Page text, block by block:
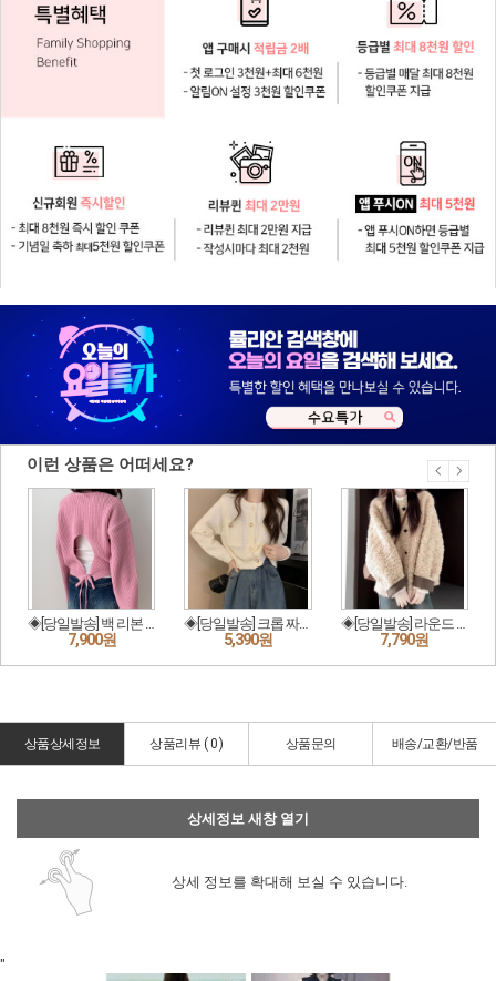
상품상세정보 상품리뷰 ( 0) 상품문의 배송/교환/반품
상세정보 새창 열기
상세 정보를 확대해 보실 수 있습니다.
"